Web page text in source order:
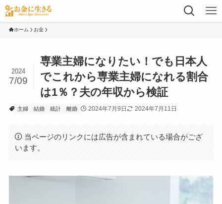
ホーム お金
専業主婦になりたい！でも日本人
でこれから専業主婦になれる割合
は1％？夫の年収から検証
2024
7/09
主婦 結婚 統計 離婚 2024年7月9日 2024年7月11日
当ページのリンクには広告が含まれている場合がござ
います。